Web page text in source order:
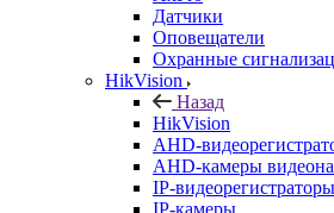
Датчики
Оповещатели
Охранные
HikVision
Назад
HikVision
AHD-
AHD-камеры
IP-видеорегистраторы
IP-камеры